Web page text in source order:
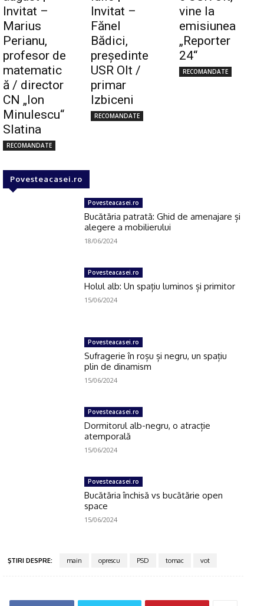
Click pe imagine
Invitat –
Marius
Perianu,
profesor de
matematic
ă / director
CN „Ion
Minulescu“
Slatina
RECOMANDATE
Invitat –
Fănel
Bădici,
preşedinte
USR Olt /
primar
Izbiceni
RECOMANDATE
vine la
emisiunea
„Reporter
24“
RECOMANDATE
Povesteacasei.ro
Povesteacasei.ro
Bucătăria patrată: Ghid de amenajare și
alegere a mobilierului
18/06/2024
Povesteacasei.ro
Holul alb: Un spațiu luminos și primitor
15/06/2024
Povesteacasei.ro
Sufragerie în roșu și negru, un spațiu
plin de dinamism
15/06/2024
Povesteacasei.ro
Dormitorul alb-negru, o atracție
atemporală
15/06/2024
Povesteacasei.ro
Bucătăria închisă vs bucătărie open
space
15/06/2024
ŞTIRI DESPRE: main oprescu PSD tomac vot